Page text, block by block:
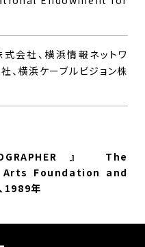
会社、横浜情報ネットワ
、横浜ケーブルビジョン株
』 The
Foundation and
年